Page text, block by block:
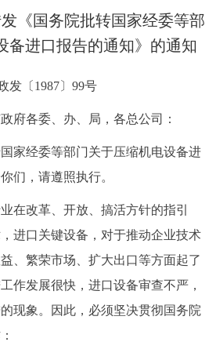
专题公开
利企服务 投资项目
我要咨询 我要建议
在线访谈 图说互动
《国务院批转国家经委等部
备进口报告的通知》的通知
发〔1987〕99号
府各委、办、局，各总公司：
经委等部门关于压缩机电设备进
们，请遵照执行。
改革、开放、搞活方针的指引
进口关键设备，对于推动企业技术
、繁荣市场、扩大出口等方面起了
作发展很快，进口设备审查不严，
现象。因此，必须坚决贯彻国务院